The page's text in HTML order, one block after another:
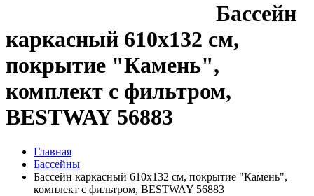
Бассейн
каркасный 610х132 см,
покрытие "Камень",
комплект с фильтром,
BESTWAY 56883
Главная
Бассейны
Бассейн каркасный 610х132 см, покрытие "Камень",
комплект с фильтром, BESTWAY 56883